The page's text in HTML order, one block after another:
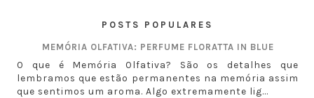
POSTS POPULARES
MEMÓRIA OLFATIVA: PERFUME FLORATTA IN BLUE
O que é Memória Olfativa? São os detalhes que
lembramos que estão permanentes na memória assim
que sentimos um aroma. Algo extremamente lig...